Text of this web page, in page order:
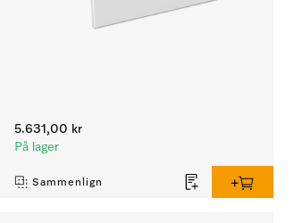
5.631,00 kr
På lager
Sammenlign